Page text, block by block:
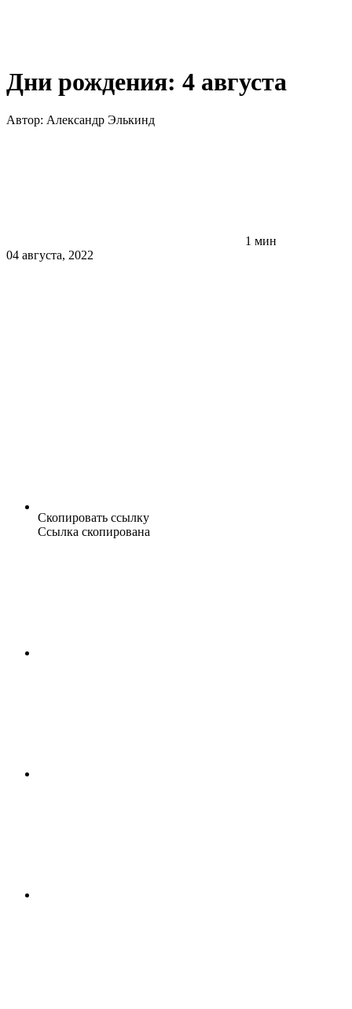
Дни рождения: 4 августа
Автор: Александр Элькинд
1 мин
04 августа, 2022
Скопировать ссылку
Ссылка скопирована